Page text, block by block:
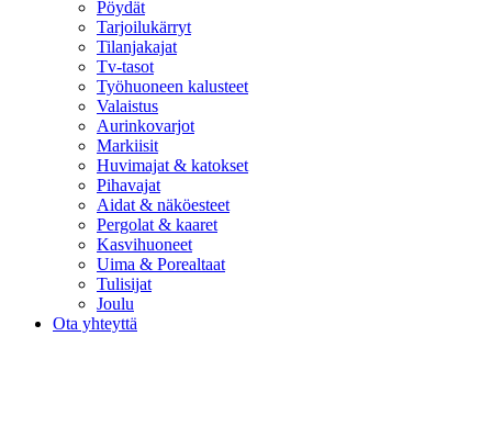
Pöydät
Tarjoilukärryt
Tilanjakajat
Tv-tasot
Työhuoneen kalusteet
Valaistus
Aurinkovarjot
Markiisit
Huvimajat & katokset
Pihavajat
Aidat & näköesteet
Pergolat & kaaret
Kasvihuoneet
Uima & Porealtaat
Tulisijat
Joulu
Ota yhteyttä